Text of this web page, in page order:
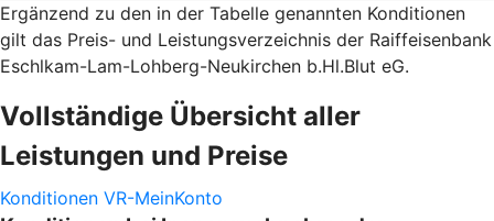
Ergänzend zu den in der Tabelle genannten Konditionen
gilt das Preis- und Leistungsverzeichnis der Raiffeisenbank
Eschlkam-Lam-Lohberg-Neukirchen b.Hl.Blut eG.
Vollständige Übersicht aller
Leistungen und Preise
Konditionen VR-MeinKonto